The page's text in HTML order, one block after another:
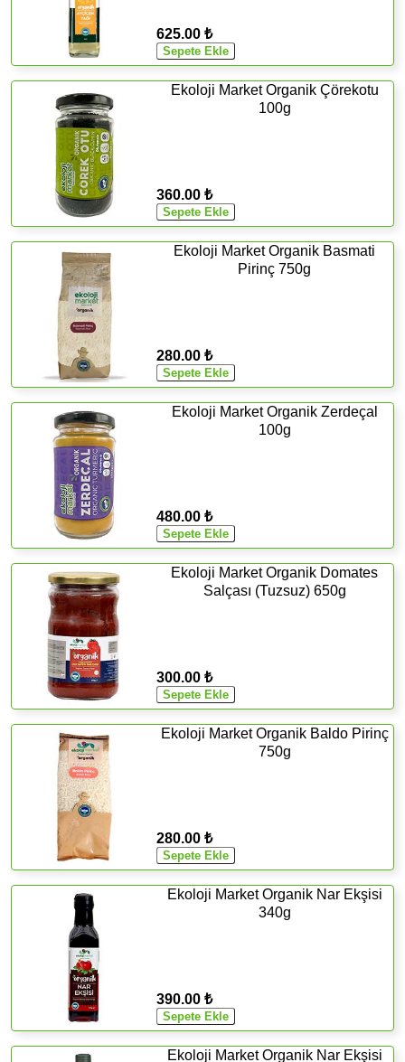
625.00 ₺
Ekoloji Market Organik Çörekotu
100g
360.00 ₺
Ekoloji Market Organik Basmati
Pirinç 750g
280.00 ₺
Ekoloji Market Organik Zerdeçal
100g
480.00 ₺
Ekoloji Market Organik Domates
Salçası (Tuzsuz) 650g
300.00 ₺
Ekoloji Market Organik Baldo Pirinç
750g
280.00 ₺
Ekoloji Market Organik Nar Ekşisi
340g
390.00 ₺
Ekoloji Market Organik Nar Ekşisi